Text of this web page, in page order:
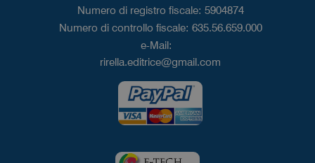
Numero di registro fiscale: 5904874
Numero di controllo fiscale: 635.56.659.000
e-Mail:
rirella.editrice@gmail.com